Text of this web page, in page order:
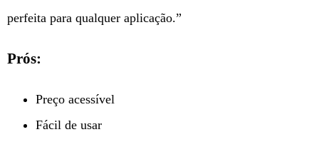
perfeita para qualquer aplicação.”
Prós:
Preço acessível
Fácil de usar